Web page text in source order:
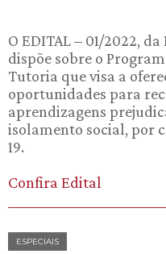
O EDITAL – 01/2022,
dispõe sobre o
Tutoria que visa a
oportunidades para
aprendizagens
isolamento social, por
19.
Confira Edital
ESPECIAIS